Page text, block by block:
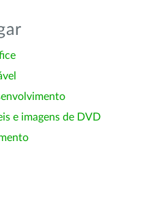
e imagens de DVD